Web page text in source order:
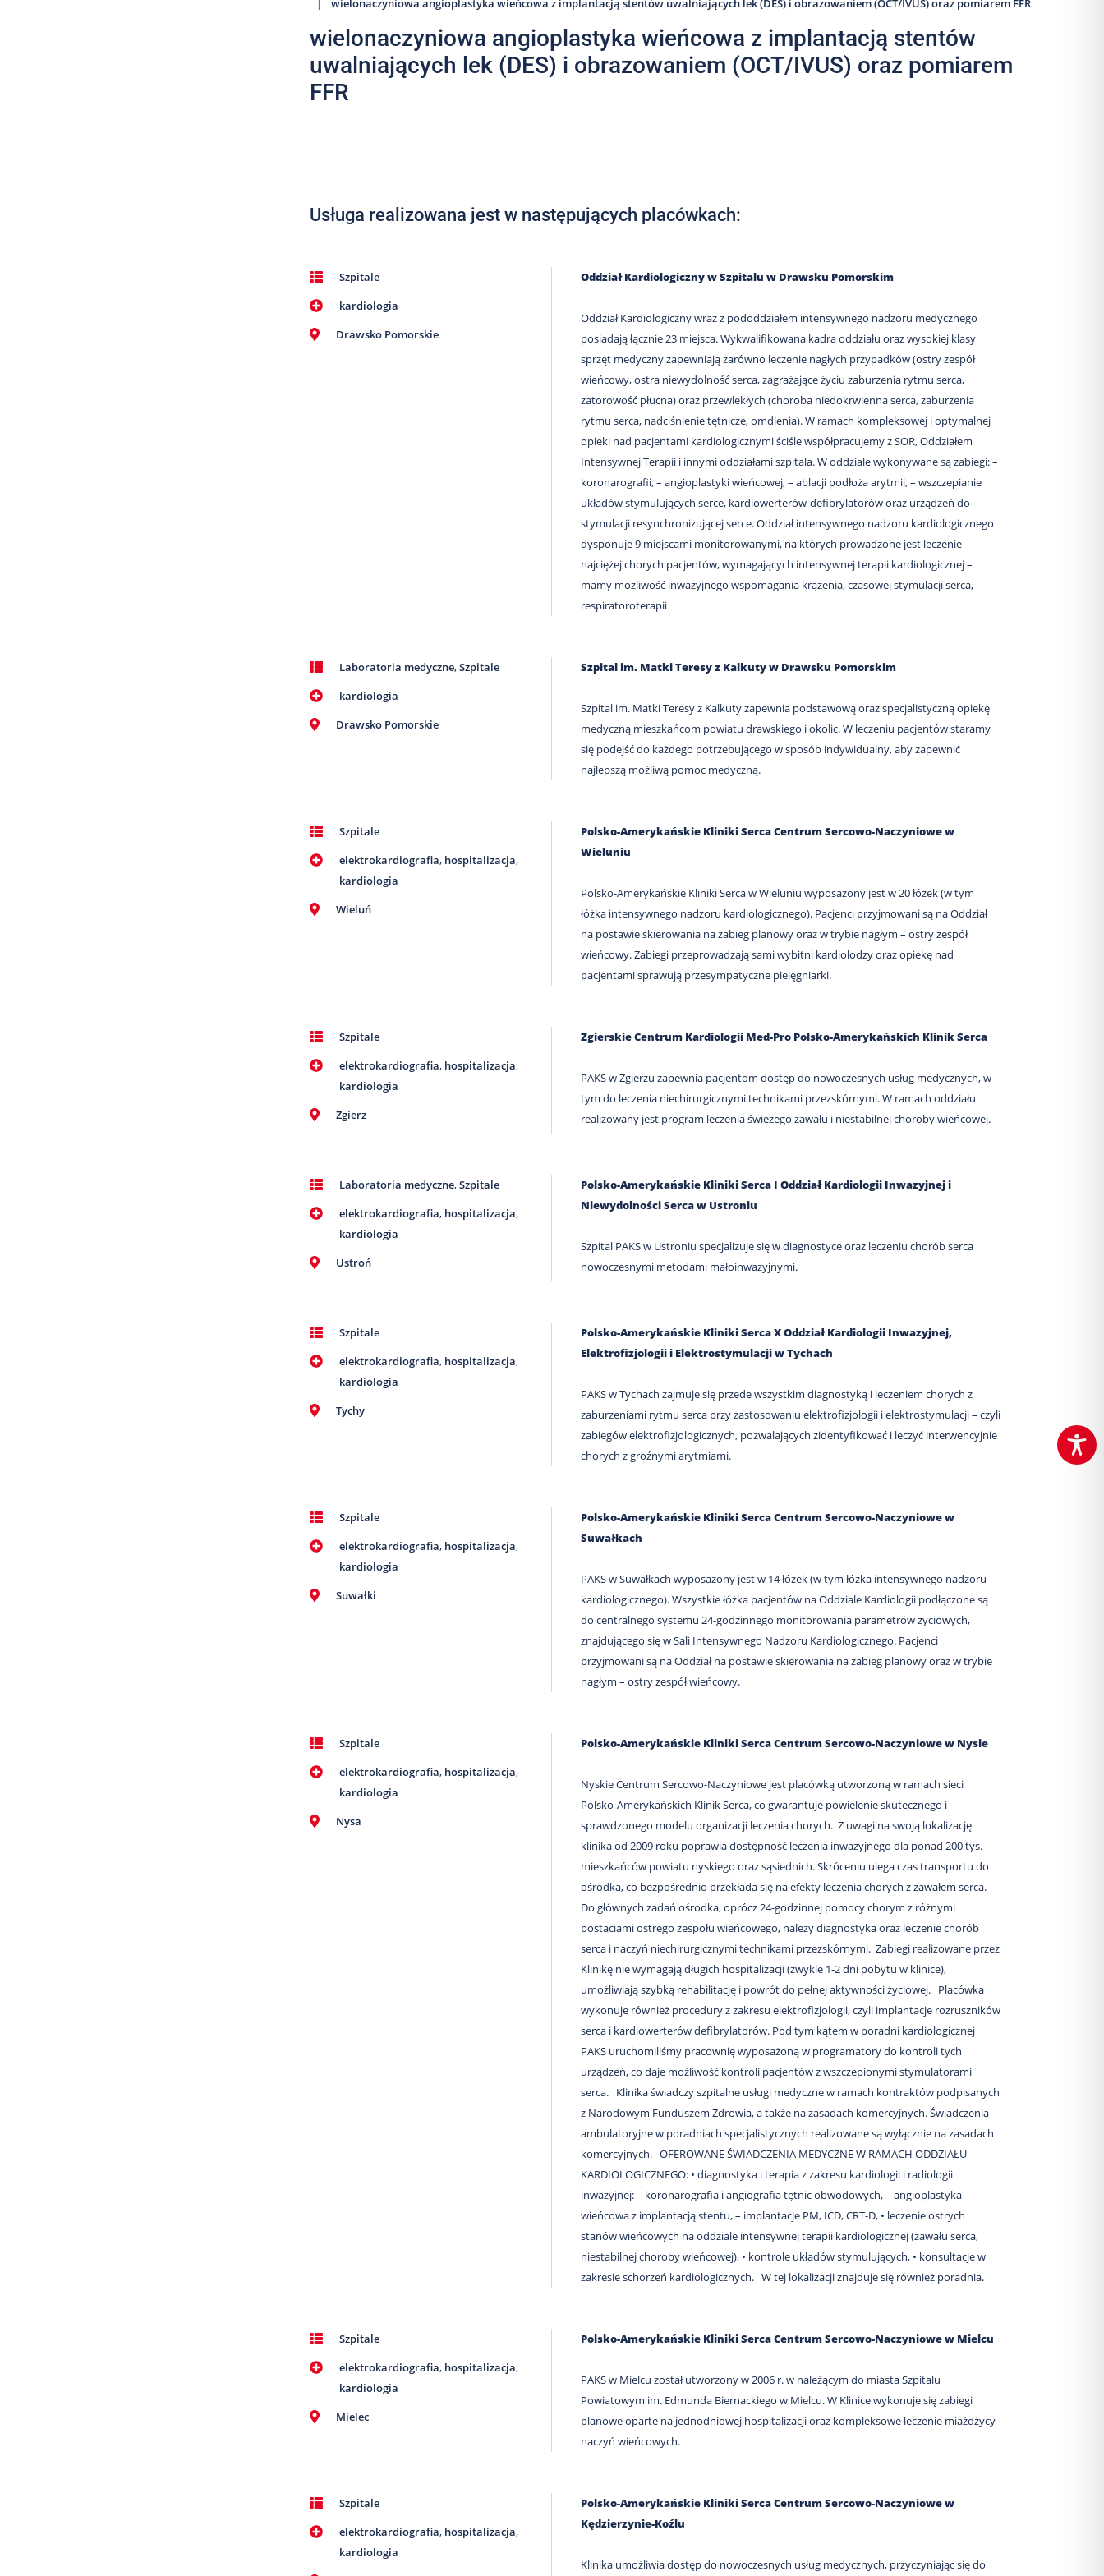
wielonaczyniowa angioplastyka wieńcowa z implantacją stentów uwalniających lek (DES) i obrazowaniem (OCT/IVUS) oraz pomiarem FFR
wielonaczyniowa angioplastyka wieńcowa z implantacją stentów
uwalniających lek (DES) i obrazowaniem (OCT/IVUS) oraz pomiarem
FFR
Usługa realizowana jest w następujących placówkach:
Szpitale
kardiologia
Drawsko Pomorskie
Oddział Kardiologiczny w Szpitalu w Drawsku Pomorskim
Oddział Kardiologiczny wraz z pododdziałem intensywnego nadzoru medycznego
posiadają łącznie 23 miejsca. Wykwalifikowana kadra oddziału oraz wysokiej klasy
sprzęt medyczny zapewniają zarówno leczenie nagłych przypadków (ostry zespół
wieńcowy, ostra niewydolność serca, zagrażające życiu zaburzenia rytmu serca,
zatorowość płucna) oraz przewlekłych (choroba niedokrwienna serca, zaburzenia
rytmu serca, nadciśnienie tętnicze, omdlenia). W ramach kompleksowej i optymalnej
opieki nad pacjentami kardiologicznymi ściśle współpracujemy z SOR, Oddziałem
Intensywnej Terapii i innymi oddziałami szpitala. W oddziale wykonywane są zabiegi: –
koronarografii, – angioplastyki wieńcowej, – ablacji podłoża arytmii, – wszczepianie
układów stymulujących serce, kardiowerterów-defibrylatorów oraz urządzeń do
stymulacji resynchronizującej serce. Oddział intensywnego nadzoru kardiologicznego
dysponuje 9 miejscami monitorowanymi, na których prowadzone jest leczenie
najciężej chorych pacjentów, wymagających intensywnej terapii kardiologicznej –
mamy możliwość inwazyjnego wspomagania krążenia, czasowej stymulacji serca,
respiratoroterapii
Laboratoria medyczne,Szpitale
kardiologia
Drawsko Pomorskie
Szpital im. Matki Teresy z Kalkuty w Drawsku Pomorskim
Szpital im. Matki Teresy z Kalkuty zapewnia podstawową oraz specjalistyczną opiekę
medyczną mieszkańcom powiatu drawskiego i okolic. W leczeniu pacjentów staramy
się podejść do każdego potrzebującego w sposób indywidualny, aby zapewnić
najlepszą możliwą pomoc medyczną.
Szpitale
elektrokardiografia, hospitalizacja,
kardiologia
Wieluń
Polsko-Amerykańskie Kliniki Serca Centrum Sercowo-Naczyniowe w
Wieluniu
Polsko-Amerykańskie Kliniki Serca w Wieluniu wyposażony jest w 20 łóżek (w tym
łóżka intensywnego nadzoru kardiologicznego). Pacjenci przyjmowani są na Oddział
na postawie skierowania na zabieg planowy oraz w trybie nagłym – ostry zespół
wieńcowy. Zabiegi przeprowadzają sami wybitni kardiolodzy oraz opiekę nad
pacjentami sprawują przesympatyczne pielęgniarki.
Szpitale
elektrokardiografia, hospitalizacja,
kardiologia
Zgierz
Zgierskie Centrum Kardiologii Med-Pro Polsko-Amerykańskich Klinik Serca
PAKS w Zgierzu zapewnia pacjentom dostęp do nowoczesnych usług medycznych, w
tym do leczenia niechirurgicznymi technikami przezskórnymi. W ramach oddziału
realizowany jest program leczenia świeżego zawału i niestabilnej choroby wieńcowej.
Laboratoria medyczne,Szpitale
elektrokardiografia, hospitalizacja,
kardiologia
Ustroń
Polsko-Amerykańskie Kliniki Serca I Oddział Kardiologii Inwazyjnej i
Niewydolności Serca w Ustroniu
Szpital PAKS w Ustroniu specjalizuje się w diagnostyce oraz leczeniu chorób serca
nowoczesnymi metodami małoinwazyjnymi.
Szpitale
elektrokardiografia, hospitalizacja,
kardiologia
Tychy
Polsko-Amerykańskie Kliniki Serca X Oddział Kardiologii Inwazyjnej,
Elektrofizjologii i Elektrostymulacji w Tychach
PAKS w Tychach zajmuje się przede wszystkim diagnostyką i leczeniem chorych z
zaburzeniami rytmu serca przy zastosowaniu elektrofizjologii i elektrostymulacji – czyli
zabiegów elektrofizjologicznych, pozwalających zidentyfikować i leczyć interwencyjnie
chorych z groźnymi arytmiami.
Szpitale
elektrokardiografia, hospitalizacja,
kardiologia
Suwałki
Polsko-Amerykańskie Kliniki Serca Centrum Sercowo-Naczyniowe w
Suwałkach
PAKS w Suwałkach wyposażony jest w 14 łóżek (w tym łóżka intensywnego nadzoru
kardiologicznego). Wszystkie łóżka pacjentów na Oddziale Kardiologii podłączone są
do centralnego systemu 24-godzinnego monitorowania parametrów życiowych,
znajdującego się w Sali Intensywnego Nadzoru Kardiologicznego. Pacjenci
przyjmowani są na Oddział na postawie skierowania na zabieg planowy oraz w trybie
nagłym – ostry zespół wieńcowy.
Szpitale
elektrokardiografia, hospitalizacja,
kardiologia
Nysa
Polsko-Amerykańskie Kliniki Serca Centrum Sercowo-Naczyniowe w Nysie
Nyskie Centrum Sercowo-Naczyniowe jest placówką utworzoną w ramach sieci
Polsko-Amerykańskich Klinik Serca, co gwarantuje powielenie skutecznego i
sprawdzonego modelu organizacji leczenia chorych. Z uwagi na swoją lokalizację
klinika od 2009 roku poprawia dostępność leczenia inwazyjnego dla ponad 200 tys.
mieszkańców powiatu nyskiego oraz sąsiednich. Skróceniu ulega czas transportu do
ośrodka, co bezpośrednio przekłada się na efekty leczenia chorych z zawałem serca.
Do głównych zadań ośrodka, oprócz 24-godzinnej pomocy chorym z różnymi
postaciami ostrego zespołu wieńcowego, należy diagnostyka oraz leczenie chorób
serca i naczyń niechirurgicznymi technikami przezskórnymi. Zabiegi realizowane przez
Klinikę nie wymagają długich hospitalizacji (zwykle 1-2 dni pobytu w klinice),
umożliwiają szybką rehabilitację i powrót do pełnej aktywności życiowej. Placówka
wykonuje również procedury z zakresu elektrofizjologii, czyli implantacje rozruszników
serca i kardiowerterów defibrylatorów. Pod tym kątem w poradni kardiologicznej
PAKS uruchomiliśmy pracownię wyposażoną w programatory do kontroli tych
urządzeń, co daje możliwość kontroli pacjentów z wszczepionymi stymulatorami
serca. Klinika świadczy szpitalne usługi medyczne w ramach kontraktów podpisanych
z Narodowym Funduszem Zdrowia, a także na zasadach komercyjnych. Świadczenia
ambulatoryjne w poradniach specjalistycznych realizowane są wyłącznie na zasadach
komercyjnych. OFEROWANE ŚWIADCZENIA MEDYCZNE W RAMACH ODDZIAŁU
KARDIOLOGICZNEGO: • diagnostyka i terapia z zakresu kardiologii i radiologii
inwazyjnej: – koronarografia i angiografia tętnic obwodowych, – angioplastyka
wieńcowa z implantacją stentu, – implantacje PM, ICD, CRT-D, • leczenie ostrych
stanów wieńcowych na oddziale intensywnej terapii kardiologicznej (zawału serca,
niestabilnej choroby wieńcowej), • kontrole układów stymulujących, • konsultacje w
zakresie schorzeń kardiologicznych. W tej lokalizacji znajduje się również poradnia.
Szpitale
elektrokardiografia, hospitalizacja,
kardiologia
Mielec
Polsko-Amerykańskie Kliniki Serca Centrum Sercowo-Naczyniowe w Mielcu
PAKS w Mielcu został utworzony w 2006 r. w należącym do miasta Szpitalu
Powiatowym im. Edmunda Biernackiego w Mielcu. W Klinice wykonuje się zabiegi
planowe oparte na jednodniowej hospitalizacji oraz kompleksowe leczenie miażdżycy
naczyń wieńcowych.
Szpitale
elektrokardiografia, hospitalizacja,
kardiologia
Polsko-Amerykańskie Kliniki Serca Centrum Sercowo-Naczyniowe w
Kędzierzynie-Koźlu
Klinika umożliwia dostęp do nowoczesnych usług medycznych, przyczyniając się do